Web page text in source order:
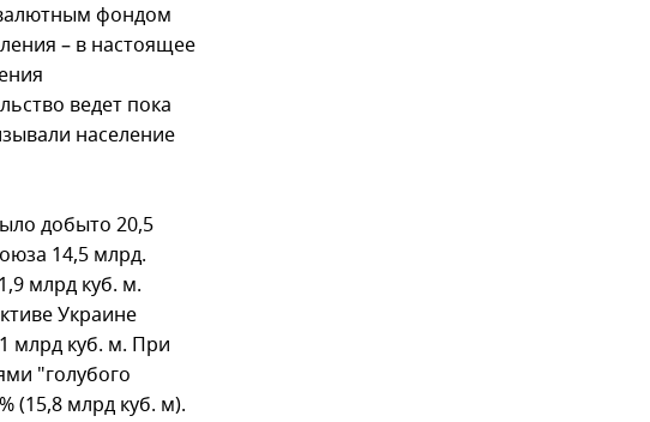
фондом
– в настоящее
ведет пока
население
добыто 20,5
14,5 млрд.
млрд куб. м.
Украине
млрд куб. м. При
"голубого
(15,8 млрд куб. м).